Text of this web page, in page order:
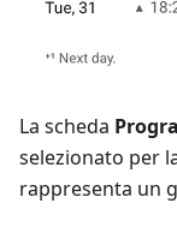
La scheda
selezionato per
rappresenta un